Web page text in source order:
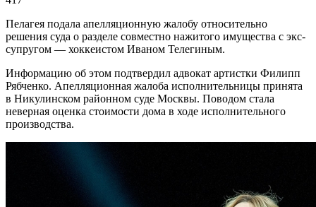
Пелагея подала апелляционную жалобу относительно
решения суда о разделе совместно нажитого имущества с экс-
супругом — хоккеистом Иваном Телегиным.
Информацию об этом подтвердил адвокат артистки Филипп
Рябченко. Апелляционная жалоба исполнительницы принята
в Никулинском районном суде Москвы. Поводом стала
неверная оценка стоимости дома в ходе исполнительного
производства.